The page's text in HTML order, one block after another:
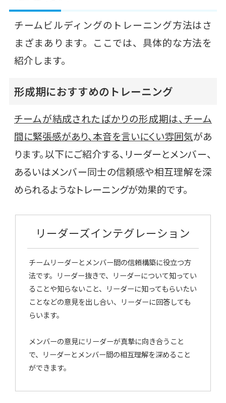
チームビルディングのトレーニング方法はさ
まざまあります。ここでは、具体的な方法を
紹介します。
形成期におすすめのトレーニング
チームが結成されたばかりの形成期は、チーム
間に緊張感があり、本音を言いにくい雰囲気があ
ります。以下にご紹介する、リーダーとメンバー、
あるいはメンバー同士の信頼感や相互理解を深
められるようなトレーニングが効果的です。
リーダーズインテグレーション
チームリーダーとメンバー間の信頼構築に役立つ方
法です。リーダー抜きで、リーダーについて知ってい
ることや知らないこと、リーダーに知ってもらいたい
ことなどの意見を出し合い、リーダーに回答しても
らいます。
メンバーの意見にリーダーが真摯に向き合うこと
で、リーダーとメンバー間の相互理解を深めること
ができます。